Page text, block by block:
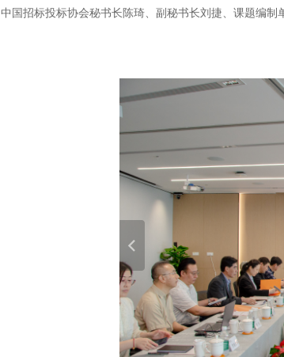
中国招标投标协会秘书长陈琦、副秘书长刘捷、课题编制